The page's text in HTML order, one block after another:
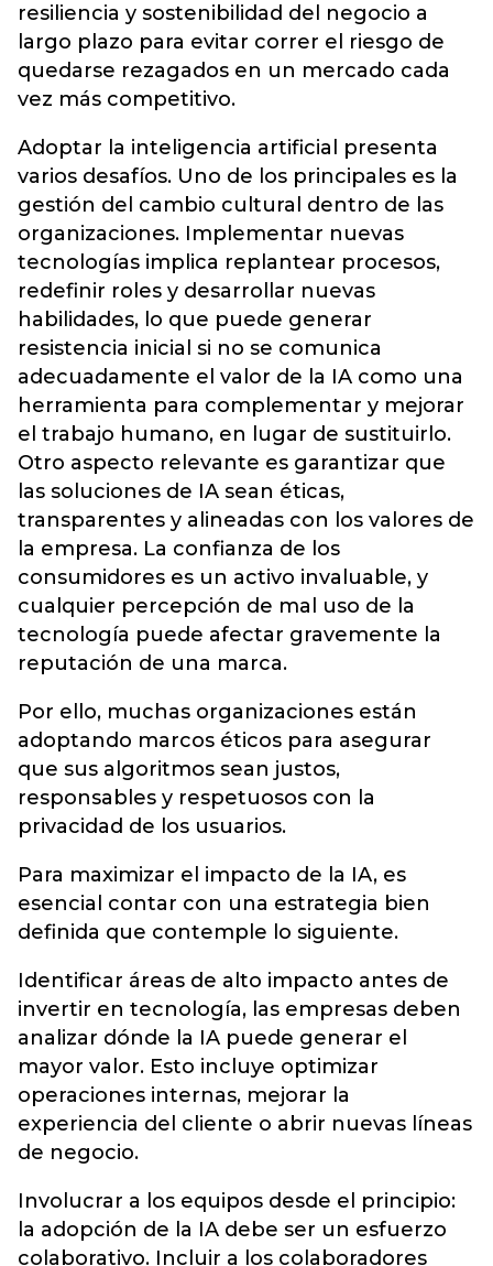
resiliencia y sostenibilidad del negocio a
largo plazo para evitar correr el riesgo de
quedarse rezagados en un mercado cada
vez más competitivo.
Adoptar la inteligencia artificial presenta
varios desafíos. Uno de los principales es la
gestión del cambio cultural dentro de las
organizaciones. Implementar nuevas
tecnologías implica replantear procesos,
redefinir roles y desarrollar nuevas
habilidades, lo que puede generar
resistencia inicial si no se comunica
adecuadamente el valor de la IA como una
herramienta para complementar y mejorar
el trabajo humano, en lugar de sustituirlo.
Otro aspecto relevante es garantizar que
las soluciones de IA sean éticas,
transparentes y alineadas con los valores de
la empresa. La confianza de los
consumidores es un activo invaluable, y
cualquier percepción de mal uso de la
tecnología puede afectar gravemente la
reputación de una marca.
Por ello, muchas organizaciones están
adoptando marcos éticos para asegurar
que sus algoritmos sean justos,
responsables y respetuosos con la
privacidad de los usuarios.
Para maximizar el impacto de la IA, es
esencial contar con una estrategia bien
definida que contemple lo siguiente.
Identificar áreas de alto impacto antes de
invertir en tecnología, las empresas deben
analizar dónde la IA puede generar el
mayor valor. Esto incluye optimizar
operaciones internas, mejorar la
experiencia del cliente o abrir nuevas líneas
de negocio.
Involucrar a los equipos desde el principio:
la adopción de la IA debe ser un esfuerzo
colaborativo. Incluir a los colaboradores